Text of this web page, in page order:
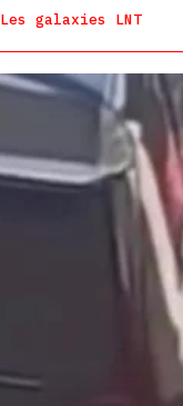
Les galaxies LNT